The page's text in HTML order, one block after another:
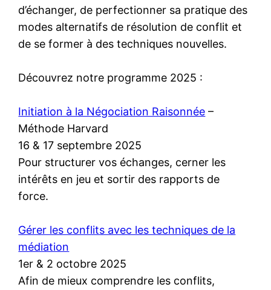
d’échanger, de perfectionner sa pratique des
modes alternatifs de résolution de conflit et
de se former à des techniques nouvelles.
Découvrez notre programme 2025 :
Initiation à la Négociation Raisonnée –
Méthode Harvard
16 & 17 septembre 2025
Pour structurer vos échanges, cerner les
intérêts en jeu et sortir des rapports de
force.
Gérer les conflits avec les techniques de la
médiation
1er & 2 octobre 2025
Afin de mieux comprendre les conflits,